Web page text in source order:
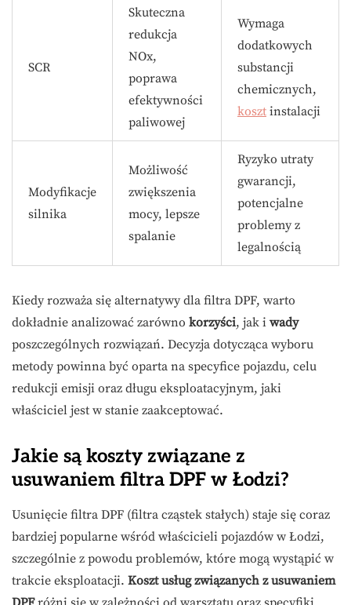
SCR
Skuteczna
redukcja
NOx,
poprawa
efektywności
paliwowej
Wymaga
dodatkowych
substancji
chemicznych,
koszt instalacji
Modyfikacje
silnika
Możliwość
zwiększenia
mocy, lepsze
spalanie
Ryzyko utraty
gwarancji,
potencjalne
problemy z
legalnością
Kiedy rozważa się alternatywy dla filtra DPF, warto
dokładnie analizować zarówno korzyści, jak i wady
poszczególnych rozwiązań. Decyzja dotycząca wyboru
metody powinna być oparta na specyfice pojazdu, celu
redukcji emisji oraz długu eksploatacyjnym, jaki
właściciel jest w stanie zaakceptować.
Jakie są koszty związane z
usuwaniem filtra DPF w Łodzi?
Usunięcie filtra DPF (filtra cząstek stałych) staje się coraz
bardziej popularne wśród właścicieli pojazdów w Łodzi,
szczególnie z powodu problemów, które mogą wystąpić w
trakcie eksploatacji. Koszt usług związanych z usuwaniem